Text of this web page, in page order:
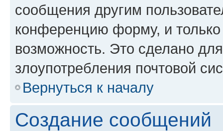
сообщения другим
конференцию форму, и
возможность. Это сделано
злоупотребления почтовой
Вернуться к началу
Создание сообщений